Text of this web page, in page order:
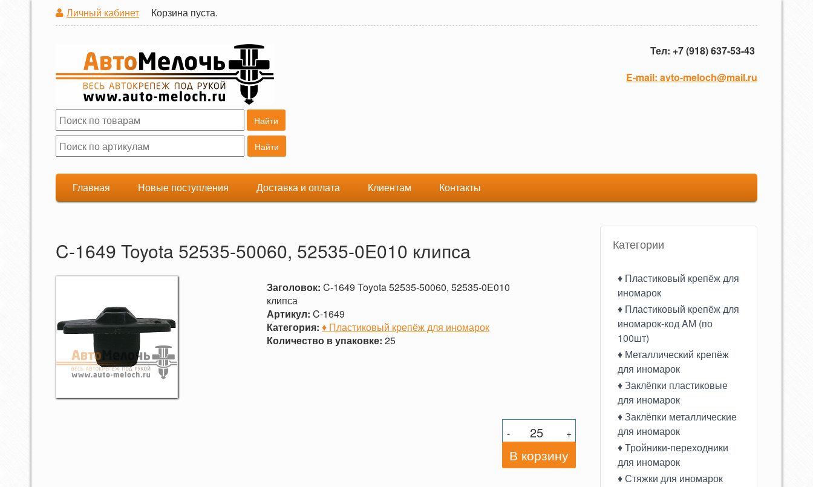
Личный кабинет Корзина пуста.
Тел: +7 (918) 637-53-43
E-mail: avto-meloch@mail.ru
Форма поиска
Поиск
Главная Новые поступления Доставка и оплата Клиентам Контакты
C-1649 Toyota 52535-50060, 52535-0E010 клипса
Заголовок: C-1649 Toyota 52535-50060, 52535-0E010
клипса
Артикул: C-1649
Категория: ♦ Пластиковый крепёж для иномарок
Количество в упаковке: 25
- +
Категории
♦ Пластиковый крепёж для
иномарок
♦ Пластиковый крепёж для
иномарок-код AM (по
100шт)
♦ Металлический крепёж
для иномарок
♦ Заклёпки пластиковые
для иномарок
♦ Заклёпки металлические
для иномарок
♦ Тройники-переходники
для иномарок
♦ Стяжки для иномарок